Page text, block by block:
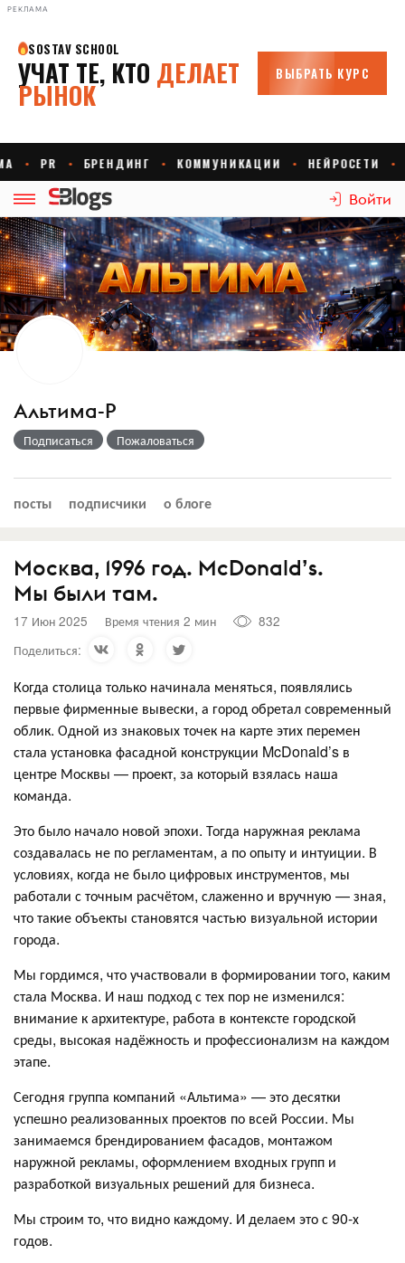
РЕКЛАМА
Войти
Альтима-Р
Подписаться Пожаловаться
посты подписчики о блоге
Москва, 1996 год. McDonald’s.
Мы были там.
17 Июн 2025 Время чтения 2 мин
832
Поделиться:
Когда столица только начинала меняться, появлялись
первые фирменные вывески, а город обретал современный
облик. Одной из знаковых точек на карте этих перемен
стала установка фасадной конструкции McDonald’s в
центре Москвы — проект, за который взялась наша
команда.
Это было начало новой эпохи. Тогда наружная реклама
создавалась не по регламентам, а по опыту и интуиции. В
условиях, когда не было цифровых инструментов, мы
работали с точным расчётом, слаженно и вручную — зная,
что такие объекты становятся частью визуальной истории
города.
Мы гордимся, что участвовали в формировании того, каким
стала Москва. И наш подход с тех пор не изменился:
внимание к архитектуре, работа в контексте городской
среды, высокая надёжность и профессионализм на каждом
этапе.
Сегодня группа компаний «Альтима» — это десятки
успешно реализованных проектов по всей России. Мы
занимаемся брендированием фасадов, монтажом
наружной рекламы, оформлением входных групп и
разработкой визуальных решений для бизнеса.
Мы строим то, что видно каждому. И делаем это с 90-х
годов.